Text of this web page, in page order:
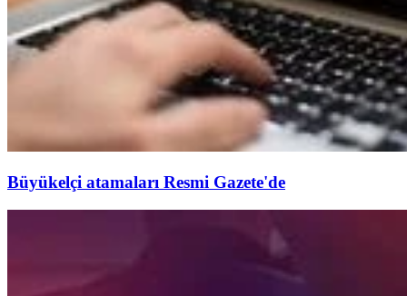
Büyükelçi atamaları Resmi Gazete'de